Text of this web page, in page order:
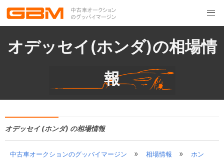
オデッセイ(ホンダ)の相場情
報
オデッセイ (ホンダ) の相場情報
中古車オークションのグッバイマージン » 相場情報 »
ホン